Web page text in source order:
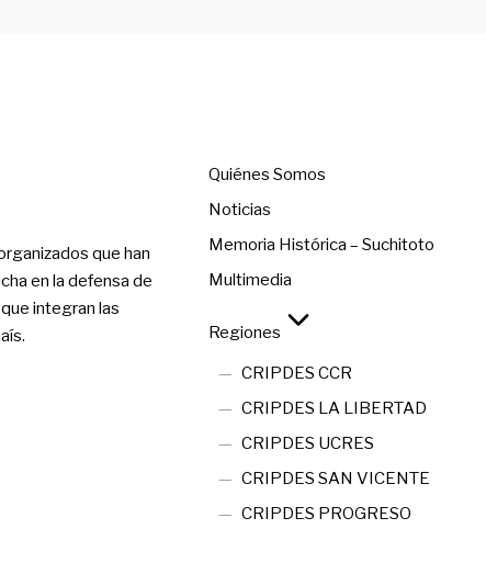
que han
en la defensa de
integran las
Quiénes Somos
Noticias
Memoria Histórica – Suchitoto
Multimedia
Regiones
CRIPDES CCR
CRIPDES LA LIBERTAD
CRIPDES UCRES
CRIPDES SAN VICENTE
CRIPDES PROGRESO